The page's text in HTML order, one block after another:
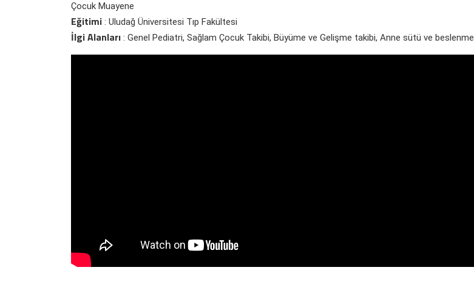
Çocuk Muayene
Eğitimi : Uludağ Üniversitesi Tıp Fakültesi
İlgi Alanları : Genel Pediatri, Sağlam Çocuk Takibi, Büyüme ve Gelişme takibi, Anne sütü ve beslenme